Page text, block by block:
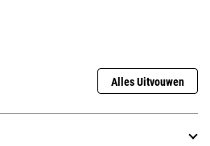
Alles Uitvouwen